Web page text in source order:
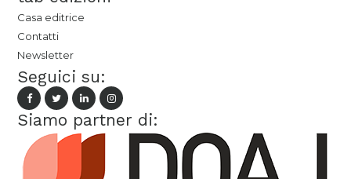
Casa editrice
Contatti
Newsletter
Seguici su:
Siamo partner di: